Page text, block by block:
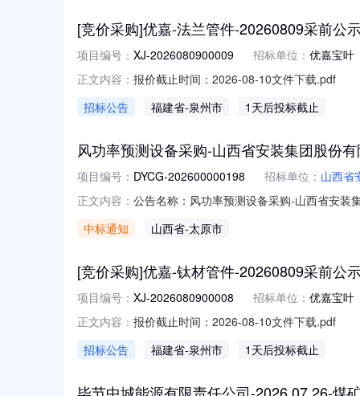
[竞价采购]优嘉-法兰管件-20260809采前公
项目编号： XJ-2026080900009 招标单位： 优嘉宝叶
正文内容： 报价截止时间：2026-08-10文件下载.pdf
招标公告
福建省-泉州市 1天后投标截止
风功率预测设备采购-山西省安装集团股份
项目编号： DYCG-202600000198 招标单位： 山西省
正文内容： 公告名称：风功率预测设备采购-山西省安装
示（采购编号：DYCG-202600000198）风
中标通知 山西省-太原市
[竞价采购]优嘉-钛材管件-20260809采前公
项目编号： XJ-2026080900008 招标单位： 优嘉宝叶
正文内容： 报价截止时间：2026-08-10文件下载.pdf
招标公告
福建省-泉州市 1天后投标截止